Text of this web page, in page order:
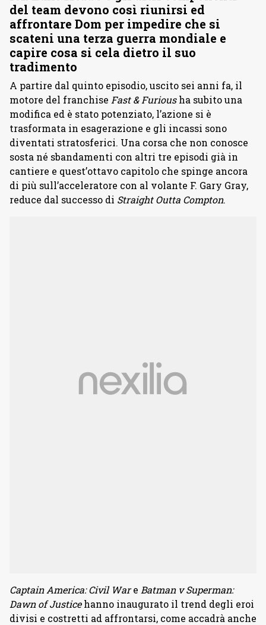
del team devono così riunirsi ed
affrontare Dom per impedire che si
scateni una terza guerra mondiale e
capire cosa si cela dietro il suo
tradimento
A partire dal quinto episodio, uscito sei anni fa, il
motore del franchise Fast & Furiousha subito una
modifica ed è stato potenziato, l’azione si è
trasformata in esagerazione e gli incassi sono
diventati stratosferici. Una corsa che non conosce
sosta né sbandamenti con altri tre episodi già in
cantiere e quest’ottavo capitolo che spinge ancora
di più sull’acceleratore con al volante F. Gary Gray,
reduce dal successo di Straight Outta Compton.
Captain America: Civil Ware Batman v Superman:
Dawn of Justicehanno inaugurato il trend degli eroi
divisi e costretti ad affrontarsi, come accadrà anche